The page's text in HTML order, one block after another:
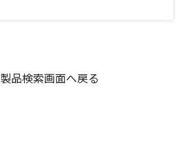
製品検索画面へ戻る